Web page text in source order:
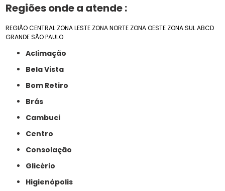
Regiões onde a atende :
REGIÃO CENTRAL ZONA LESTE ZONA NORTE ZONA OESTE ZONA SULABCD
GRANDE SÃO PAULO
Aclimação
Bela Vista
Bom Retiro
Brás
Cambuci
Centro
Consolação
Glicério
Higienópolis